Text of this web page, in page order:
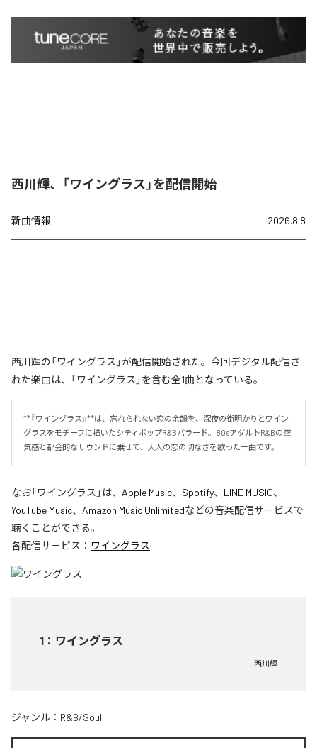
西川輝、「ワイングラス」を配信開始
新曲情報 2026.8.8
西川輝の「ワイングラス」が配信開始された。今回デジタル配信さ
れた楽曲は、「ワイングラス」を含む全1曲となっている。
**『ワイングラス』**は、忘れられない恋の余韻を、深夜の街明かりとワイン
グラスをモチーフに描いたシティポップR&Bバラード。80sアダルトR&Bの空
気感と都会的なサウンドに乗せて、大人の恋の切なさを歌った一曲です。
なお「ワイングラス 」は、 Apple Music、 Spotify、 LINE MUSIC、
YouTube Music、 Amazon Music Unlimitedなどの音楽配信サービスで
聴くことができる。
各配信サービス： ワイングラス
1 ： ワイングラス
西川輝
ジャンル： R&B/Soul